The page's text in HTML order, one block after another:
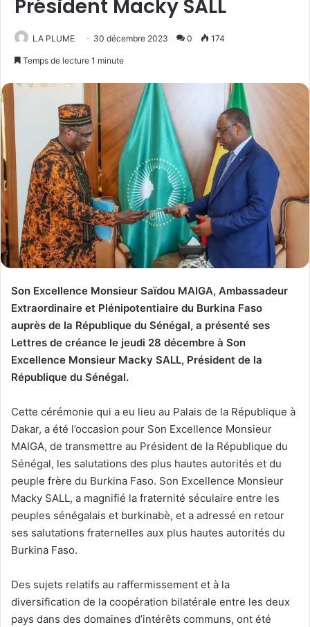
Président Macky SALL
LA PLUME 30 décembre 2023 0 174
Temps de lecture 1 minute
Son Excellence Monsieur Saïdou MAIGA, Ambassadeur
Extraordinaire et Plénipotentiaire du Burkina Faso
auprès de la République du Sénégal, a présenté ses
Lettres de créance le jeudi 28 décembre à Son
Excellence Monsieur Macky SALL, Président de la
République du Sénégal.
Cette cérémonie qui a eu lieu au Palais de la République à
Dakar, a été l’occasion pour Son Excellence Monsieur
MAIGA, de transmettre au Président de la République du
Sénégal, les salutations des plus hautes autorités et du
peuple frère du Burkina Faso. Son Excellence Monsieur
Macky SALL, a magnifié la fraternité séculaire entre les
peuples sénégalais et burkinabè, et a adressé en retour
ses salutations fraternelles aux plus hautes autorités du
Burkina Faso.
Des sujets relatifs au raffermissement et à la
diversification de la coopération bilatérale entre les deux
pays dans des domaines d’intérêts communs, ont été